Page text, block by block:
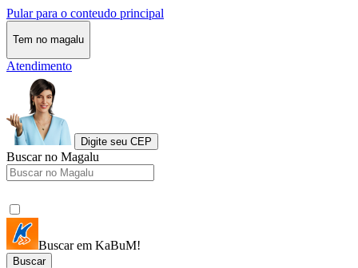
Pular para o conteudo principal
Tem no magalu
Atendimento
Digite seu CEP
Buscar no Magalu
Buscar em KaBuM!
Buscar